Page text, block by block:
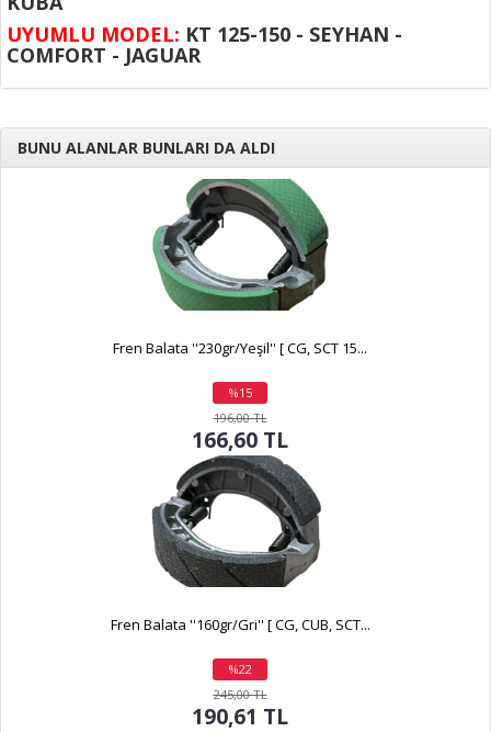
UYUMLU MODEL: KT 125-150 - SEYHAN -
COMFORT - JAGUAR
BUNU ALANLAR BUNLARI DA ALDI
Fren Balata ''230gr/Yeşil'' [ CG, SCT 15...
%15
indirim
196,00 TL
166,60 TL
Fren Balata ''160gr/Gri'' [ CG, CUB, SCT...
%22
indirim
245,00 TL
190,61 TL